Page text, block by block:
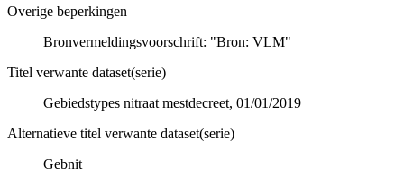
Overige beperkingen
Bronvermeldingsvoorschrift: "Bron: VLM"
Titel verwante dataset(serie)
Gebiedstypes nitraat mestdecreet, 01/01/2019
Alternatieve titel verwante dataset(serie)
Gebnit